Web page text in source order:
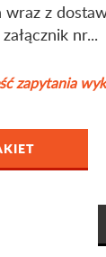
z
nr...
zapytania